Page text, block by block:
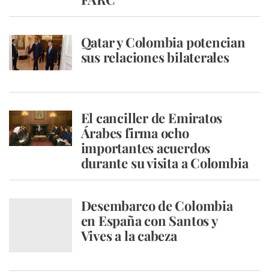
Qatar y Colombia potencian
sus relaciones bilaterales
El canciller de Emiratos
Árabes firma ocho
importantes acuerdos
durante su visita a Colombia
Desembarco de Colombia
en España con Santos y
Vives a la cabeza